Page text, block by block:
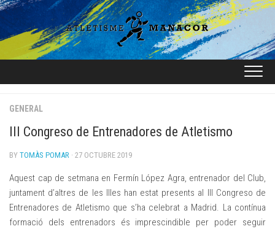
Skip
to
content
GENERAL
III Congreso de Entrenadores de Atletismo
BY TOMÀS POMAR · 27 OCTUBRE 2019
Aquest cap de setmana en Fermín López Agra, entrenador del Club,
juntament d’altres de les Illes han estat presents al III Congreso de
Entrenadores de Atletismo que s’ha celebrat a Madrid. La contínua
formació dels entrenadors és imprescindible per poder seguir